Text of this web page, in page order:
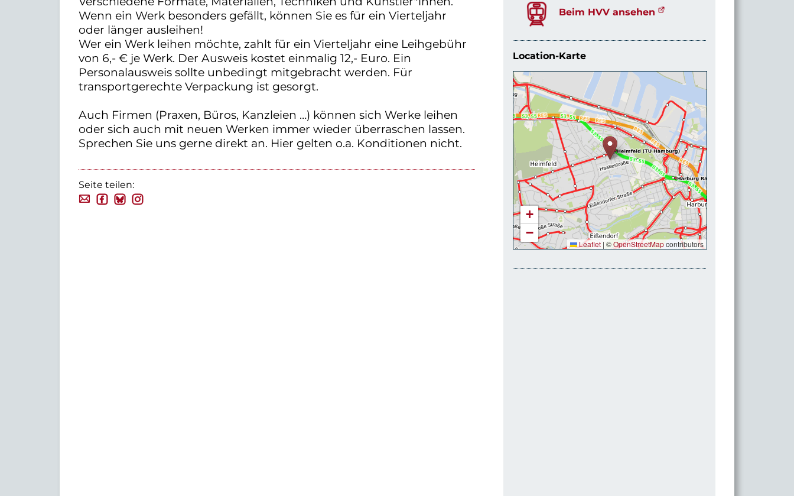
Wenn ein Werk besonders gefällt, können Sie es für ein Vierteljahr
oder länger ausleihen!
Wer ein Werk leihen möchte, zahlt für ein Vierteljahr eine Leihgebühr
von 6,- € je Werk. Der Ausweis kostet einmalig 12,- Euro. Ein
Personalausweis sollte unbedingt mitgebracht werden. Für
transportgerechte Verpackung ist gesorgt.
Auch Firmen (Praxen, Büros, Kanzleien …) können sich Werke leihen
oder sich auch mit neuen Werken immer wieder überraschen lassen.
Sprechen Sie uns gerne direkt an. Hier gelten o.a. Konditionen nicht.
Seite teilen:
Beim HVV ansehen
Location-Karte
+
−
Leaflet | ©OpenStreetMapcontributors